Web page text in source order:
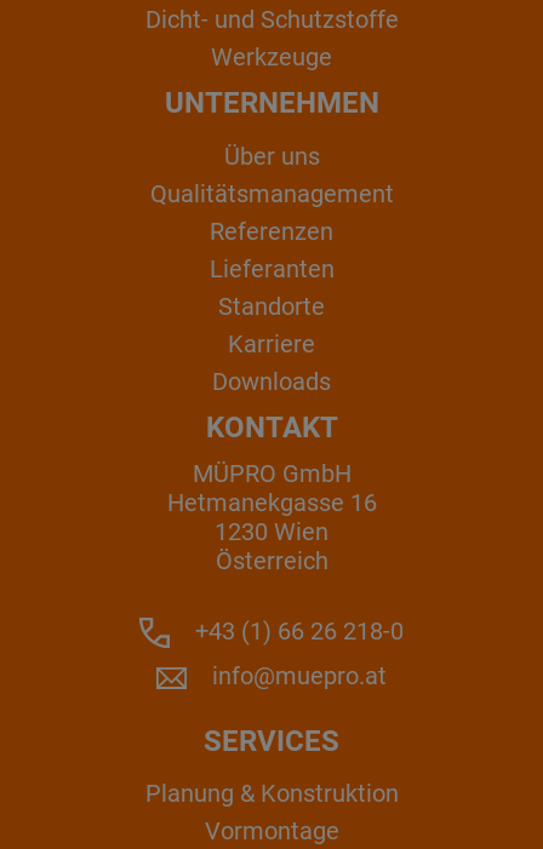
Dicht- und Schutzstoffe
Werkzeuge
UNTERNEHMEN
Über uns
Qualitätsmanagement
Referenzen
Lieferanten
Standorte
Karriere
Downloads
KONTAKT
MÜPRO GmbH
Hetmanekgasse 16
1230 Wien
Österreich
+43 (1) 66 26 218-0
info@muepro.at
SERVICES
Planung & Konstruktion
Vormontage